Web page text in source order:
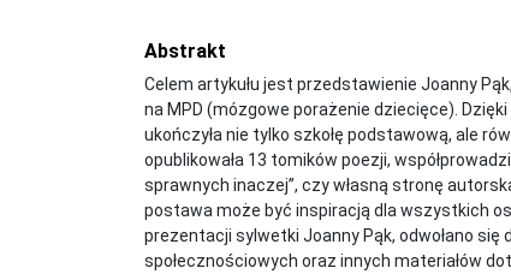
Abstrakt
Celem artykułu jest przedstawienie Joanny
na MPD (mózgowe porażenie dziecięce).
ukończyła nie tylko szkołę podstawową, ale
opublikowała 13 tomików poezji,
sprawnych inaczej”, czy własną stronę
postawa może być inspiracją dla wszystkich
prezentacji sylwetki Joanny Pąk, odwołano
społecznościowych oraz innych materiałów